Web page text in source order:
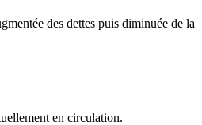
des dettes puis diminuée de la
en circulation.